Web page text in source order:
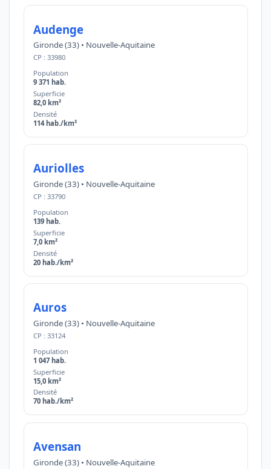
Audenge
Gironde (33) • Nouvelle-Aquitaine
CP : 33980
Population
9 371 hab.
Superficie
82,0 km²
Densité
114 hab./km²
Auriolles
Gironde (33) • Nouvelle-Aquitaine
CP : 33790
Population
139 hab.
Superficie
7,0 km²
Densité
20 hab./km²
Auros
Gironde (33) • Nouvelle-Aquitaine
CP : 33124
Population
1 047 hab.
Superficie
15,0 km²
Densité
70 hab./km²
Avensan
Gironde (33) • Nouvelle-Aquitaine